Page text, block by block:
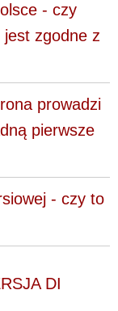
- czy
zgodne z
prowadzi
pierwsze
- czy to
DI